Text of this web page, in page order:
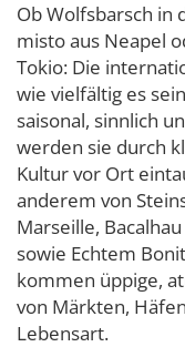
Ob Wolfsbarsch in
misto aus Neapel
Tokio: Die
wie vielfältig es
saisonal, sinnlich
werden sie durch
Kultur vor Ort
anderem von
Marseille,
sowie Echtem
kommen üppige,
von Märkten,
Lebensart.